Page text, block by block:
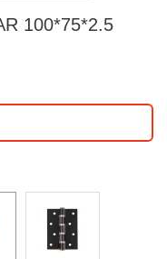
100*75*2.5